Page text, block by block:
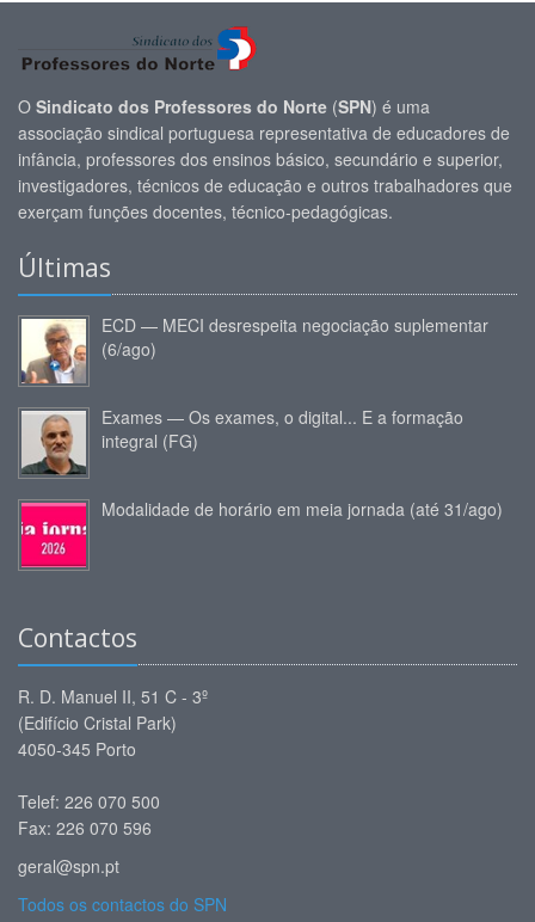
O Sindicato dos Professores do Norte (SPN) é uma
associação sindical portuguesa representativa de educadores de
infância, professores dos ensinos básico, secundário e superior,
investigadores, técnicos de educação e outros trabalhadores que
exerçam funções docentes, técnico-pedagógicas.
Últimas
ECD — MECI desrespeita negociação suplementar
(6/ago)
Exames — Os exames, o digital... E a formação
integral (FG)
Modalidade de horário em meia jornada (até 31/ago)
Contactos
R. D. Manuel II, 51 C - 3º
(Edifício Cristal Park)
4050-345 Porto
Telef: 226 070 500
Fax: 226 070 596
geral@spn.pt
Todos os contactos do SPN